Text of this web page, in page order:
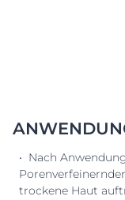
• Nach
trockene Haut